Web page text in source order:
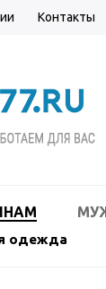
Контакты
одежда